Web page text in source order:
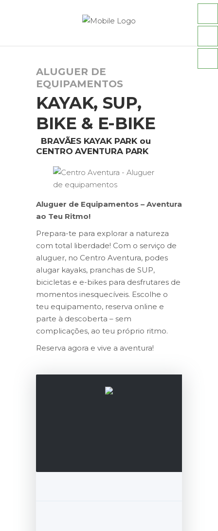
ALUGUER DE
EQUIPAMENTOS
KAYAK, SUP,
BIKE & E-BIKE
BRAVÃES KAYAKPARK ou
CENTRO AVENTURA PARK
Aluguer de Equipamentos – Aventura
ao Teu Ritmo!
Prepara-te para explorar a natureza
com total liberdade! Com o serviço de
aluguer, no Centro Aventura, podes
alugar kayaks, pranchas de SUP,
bicicletas e e-bikes para desfrutares de
momentos inesquecíveis. Escolhe o
teu equipamento, reserva online e
parte à descoberta – sem
complicações, ao teu próprio ritmo.
Reserva agora e vive a aventura!